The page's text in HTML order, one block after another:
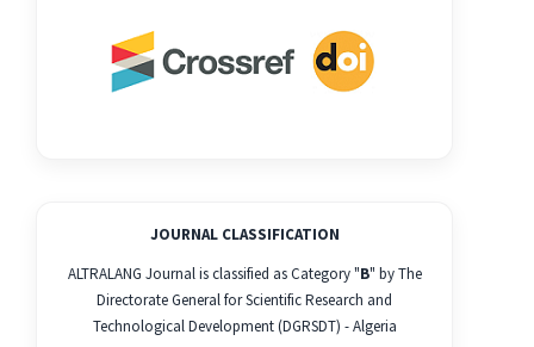
JOURNAL CLASSIFICATION
ALTRALANG Journal is classified as Category "B" by The
Directorate General for Scientific Research and
Technological Development (DGRSDT) - Algeria